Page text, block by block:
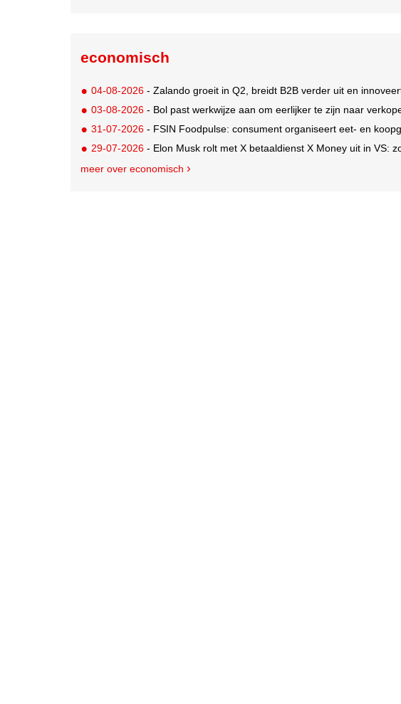
economisch
04-08-2026 - Zalando groeit in Q2, breidt B2B verder uit en
03-08-2026 - Bol past werkwijze aan om eerlijker te zijn naar
31-07-2026 - FSIN Foodpulse: consument organiseert eet- en
29-07-2026 - Elon Musk rolt met X betaaldienst X Money uit in VS:
meer over economisch